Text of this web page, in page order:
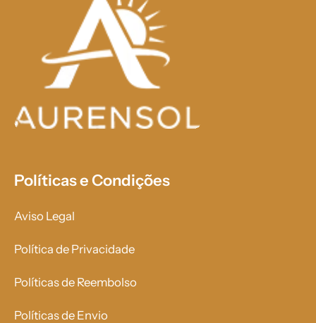
Políticas e Condições
Aviso Legal
Política de Privacidade
Políticas de Reembolso
Políticas de Envio